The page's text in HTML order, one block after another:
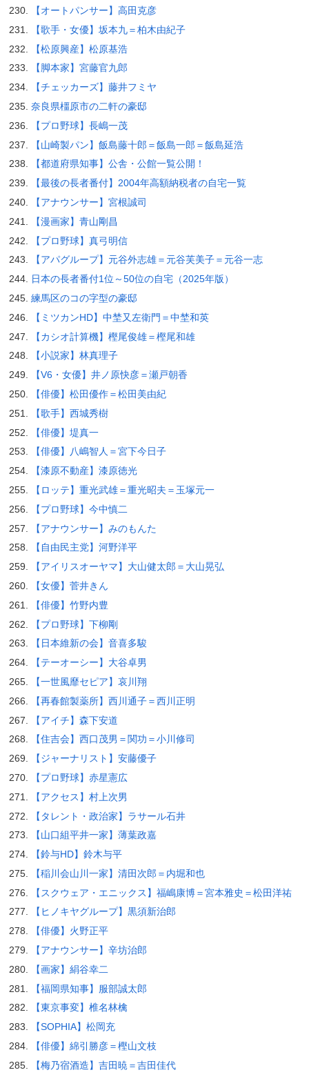
【オートパンサー】高田克彦
【歌手・女優】坂本九＝柏木由紀子
【松原興産】松原基浩
【脚本家】宮藤官九郎
【チェッカーズ】藤井フミヤ
奈良県橿原市の二軒の豪邸
【プロ野球】長嶋一茂
【山崎製パン】飯島藤十郎＝飯島一郎＝飯島延浩
【都道府県知事】公舎・公館一覧公開！
【最後の長者番付】2004年高額納税者の自宅一覧
【アナウンサー】宮根誠司
【漫画家】青山剛昌
【プロ野球】真弓明信
【アパグループ】元谷外志雄＝元谷芙美子＝元谷一志
日本の長者番付1位～50位の自宅（2025年版）
練馬区のコの字型の豪邸
【ミツカンHD】中埜又左衛門＝中埜和英
【カシオ計算機】樫尾俊雄＝樫尾和雄
【小説家】林真理子
【V6・女優】井ノ原快彦＝瀬戸朝香
【俳優】松田優作＝松田美由紀
【歌手】西城秀樹
【俳優】堤真一
【俳優】八嶋智人＝宮下今日子
【漆原不動産】漆原徳光
【ロッテ】重光武雄＝重光昭夫＝玉塚元一
【プロ野球】今中慎二
【アナウンサー】みのもんた
【自由民主党】河野洋平
【アイリスオーヤマ】大山健太郎＝大山晃弘
【女優】菅井きん
【俳優】竹野内豊
【プロ野球】下柳剛
【日本維新の会】音喜多駿
【テーオーシー】大谷卓男
【一世風靡セピア】哀川翔
【再春館製薬所】西川通子＝西川正明
【アイチ】森下安道
【住吉会】西口茂男＝関功＝小川修司
【ジャーナリスト】安藤優子
【プロ野球】赤星憲広
【アクセス】村上次男
【タレント・政治家】ラサール石井
【山口組平井一家】薄葉政嘉
【鈴与HD】鈴木与平
【稲川会山川一家】清田次郎＝内堀和也
【スクウェア・エニックス】福嶋康博＝宮本雅史＝松田洋祐
【ヒノキヤグループ】黒須新治郎
【俳優】火野正平
【アナウンサー】辛坊治郎
【画家】絹谷幸二
【福岡県知事】服部誠太郎
【東京事変】椎名林檎
【SOPHIA】松岡充
【俳優】綿引勝彦＝樫山文枝
【梅乃宿酒造】吉田暁＝吉田佳代